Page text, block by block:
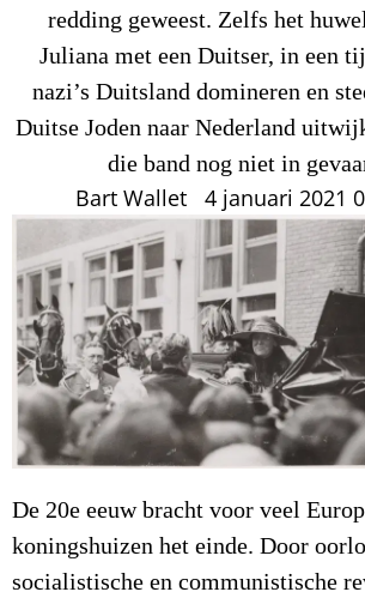
redding geweest. Zelfs het
Juliana met een Duitser, in een
nazi’s Duitsland domineren en
Duitse Joden naar Nederland
die band nog niet in
Bart Wallet 4 januari 2021
De 20e eeuw bracht voor veel
koningshuizen het einde. Door
socialistische en communistische